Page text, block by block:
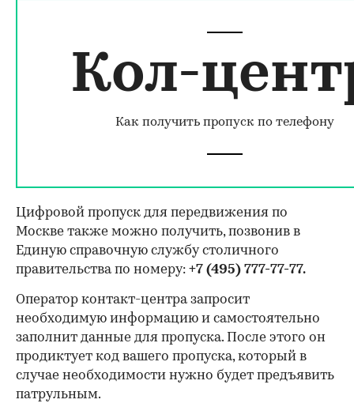
Кол-
Как получить пропуск по телефону
Цифровой пропуск для передвижения по
Москве также можно получить, позвонив в
Единую справочную службу столичного
правительства по номеру: +7 (495) 777-77-77.
Оператор контакт-центра запросит
необходимую информацию и самостоятельно
заполнит данные для пропуска. После этого он
продиктует код вашего пропуска, который в
случае необходимости нужно будет предъявить
патрульным.